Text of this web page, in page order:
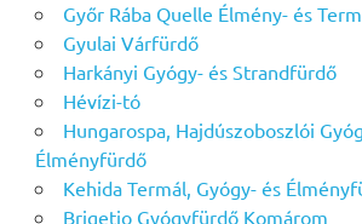
Győr Rába Quelle Élmény- és
Gyulai Várfürdő
Harkányi Gyógy- és Strandfürdő
Hévízi-tó
Hungarospa, Hajdúszoboszlói
Élményfürdő
Kehida Termál, Gyógy- és
Brigetio Gyógyfürdő Komárom